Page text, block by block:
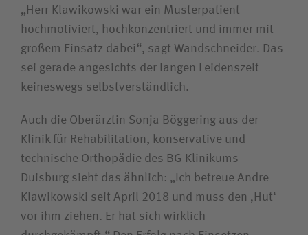
„Herr Klawikowski war ein Musterpatient –
hochmotiviert, hochkonzentriert und immer mit
großem Einsatz dabei“, sagt Wandschneider. Das
sei gerade angesichts der langen Leidenszeit
keineswegs selbst­verständlich.
Auch die Oberärztin Sonja Böggering aus der
Klinik für Rehabilitation, konservative und
technische Orthopädie des BG Klinikums
Duisburg sieht das ähnlich: „Ich betreue Andre
Klawikowski seit April 2018 und muss den ‚Hut‘
vor ihm ziehen. Er hat sich wirklich